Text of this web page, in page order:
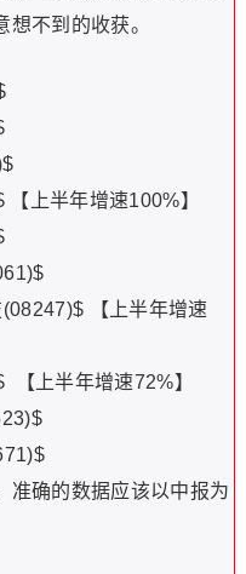
不到的收获。
上半年增速100%】
【上半年增速
【上半年增速72%】
准确的数据应该以中报为